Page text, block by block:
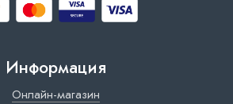
Информация
Онлайн-магазин